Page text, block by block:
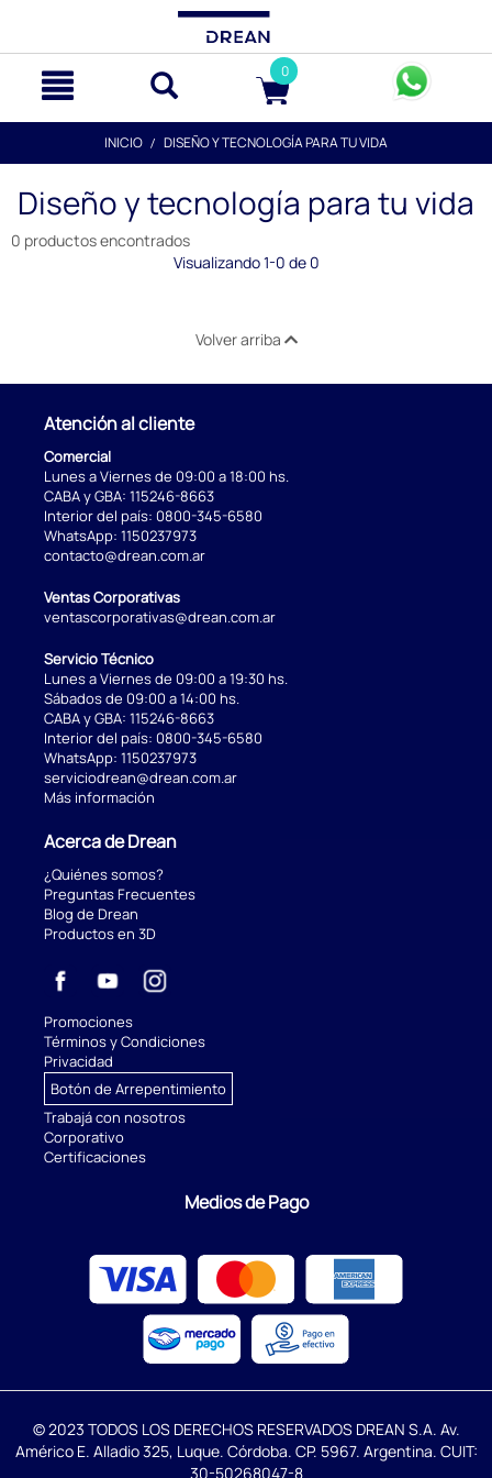
0
INICIO DISEÑO Y TECNOLOGÍA PARA TU VIDA
Diseño y tecnología para tu vida
0 productos encontrados
Visualizando 1-0 de 0
Volver arriba
Atención al cliente
Comercial
Lunes a Viernes de 09:00 a 18:00 hs.
CABA y GBA: 115246-8663
Interior del país: 0800-345-6580
WhatsApp: 1150237973
contacto@drean.com.ar
Ventas Corporativas
ventascorporativas@drean.com.ar
Servicio Técnico
Lunes a Viernes de 09:00 a 19:30 hs.
Sábados de 09:00 a 14:00 hs.
CABA y GBA: 115246-8663
Interior del país: 0800-345-6580
WhatsApp: 1150237973
serviciodrean@drean.com.ar
Más información
Acerca de Drean
¿Quiénes somos?
Preguntas Frecuentes
Blog de Drean
Productos en 3D
Promociones
Términos y Condiciones
Privacidad
Botón de Arrepentimiento
Trabajá con nosotros
Corporativo
Certificaciones
Medios de Pago
© 2023 TODOS LOS DERECHOS RESERVADOS DREAN S.A. Av.
Américo E. Alladio 325, Luque. Córdoba. CP. 5967. Argentina. CUIT:
30-50268047-8